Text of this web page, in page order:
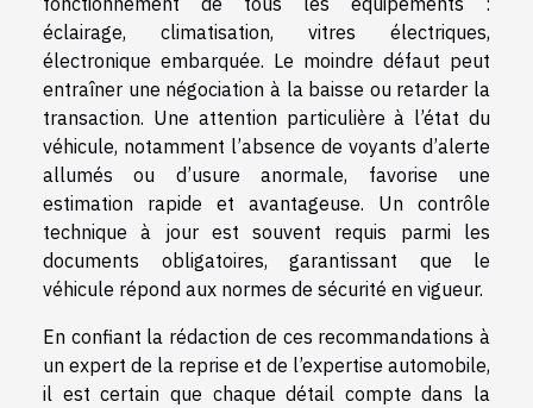
éclairage, climatisation, vitres électriques,
électronique embarquée. Le moindre défaut peut
entraîner une négociation à la baisse ou retarder la
transaction. Une attention particulière à l’état du
véhicule, notamment l’absence de voyants d’alerte
allumés ou d’usure anormale, favorise une
estimation rapide et avantageuse. Un contrôle
technique à jour est souvent requis parmi les
documents obligatoires, garantissant que le
véhicule répond aux normes de sécurité en vigueur.
En confiant la rédaction de ces recommandations à
un expert de la reprise et de l’expertise automobile,
il est certain que chaque détail compte dans la